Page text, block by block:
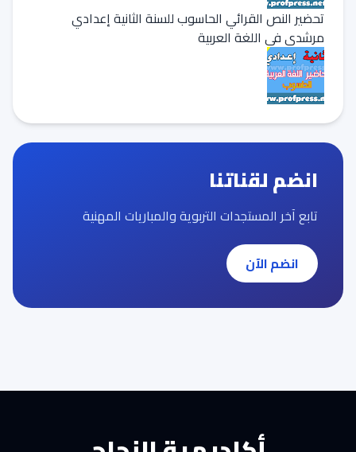
تحضير النص القرائي الحاسوب للسنة الثانية إعدادي
مرشدي في اللغة العربية
انضم لقناتنا
تابع آخر المستجدات التربوية والمباريات المهنية
انضم الآن